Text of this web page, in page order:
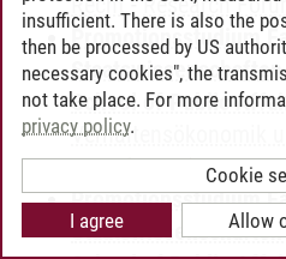
Promotionsstudium
School of Public
Verhaltensökonomik
Transformation-
Promotionsstudium
insufficient. There is also the
then be processed by US
necessary cookies", the
not take place. For more
privacy policy.
Cookie
Allow
I agree